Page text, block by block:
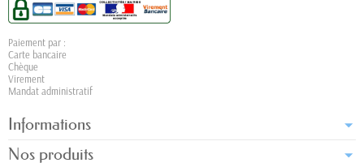
Paiement par :
Carte bancaire
Chèque
Virement
Mandat administratif
Informations
Nos produits